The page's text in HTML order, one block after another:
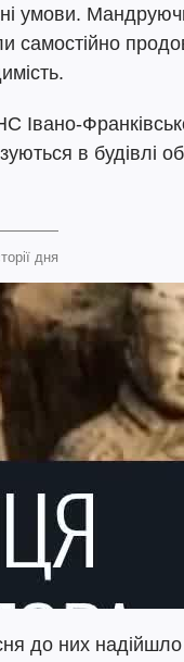
умови.
самостійно
Івано-
в будівлі
дня
до них